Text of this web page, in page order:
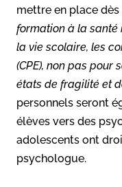
mettre en place
formation à la santé
la vie scolaire, les
(CPE), non pas pour
états de fragilité et
personnels seront
élèves vers des
adolescents ont
psychologue.